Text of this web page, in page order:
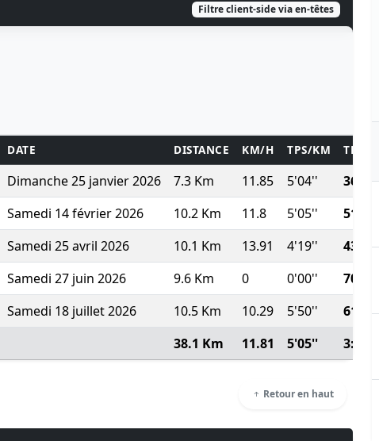
Filtre client-side via en-têtes
DATE DISTANCE KM/H TPS/KM TEMPS
Dimanche 25 janvier 2026 7.3 Km 11.85 5'04'' 36:57
Samedi 14 février 2026 10.2 Km 11.8 5'05'' 51:51
Samedi 25 avril 2026 10.1 Km 13.91 4'19'' 43:34
Samedi 27 juin 2026 9.6 Km 0 0'00'' 700:00
Samedi 18 juillet 2026 10.5 Km 10.29 5'50'' 61:13
38.1 Km 11.81 5'05'' 3:13:35
Retour en haut